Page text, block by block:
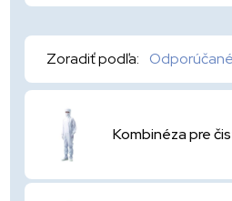
Zoradiť podľa: Odporúčané
Kombinéza pre